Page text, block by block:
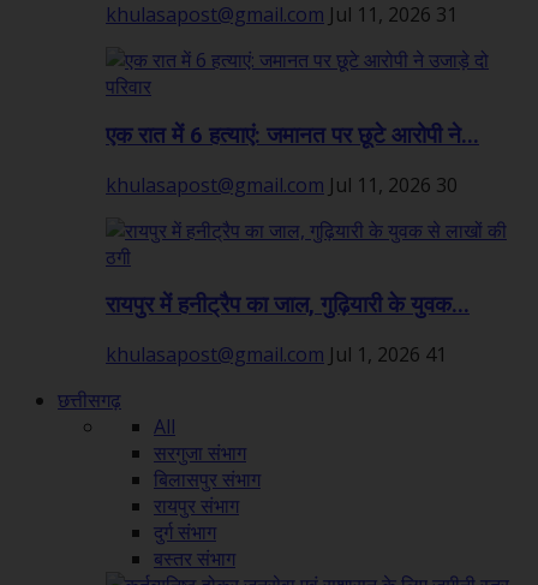
khulasapost@gmail.com Jul 11, 2026 31
एक रात में 6 हत्याएं: जमानत पर छूटे आरोपी ने...
khulasapost@gmail.com Jul 11, 2026 30
रायपुर में हनीट्रैप का जाल, गुढ़ियारी के युवक...
khulasapost@gmail.com Jul 1, 2026 41
छत्तीसगढ़
All
सरगुजा संभाग
बिलासपुर संभाग
रायपुर संभाग
दुर्ग संभाग
बस्तर संभाग